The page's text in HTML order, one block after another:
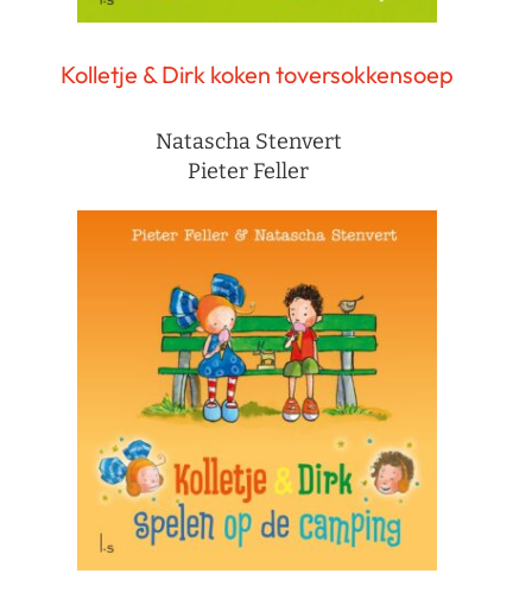
Kolletje & Dirk koken toversokkensoep
Natascha Stenvert
Pieter Feller